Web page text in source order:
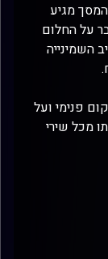
מגיע
על החלום
השמינייה
פנימי ועל
מכל שירי